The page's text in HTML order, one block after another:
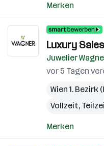
Merken
Luxury
Juwelier
vor 5 Tagen
Wien 1.
Vollzeit,
Merken